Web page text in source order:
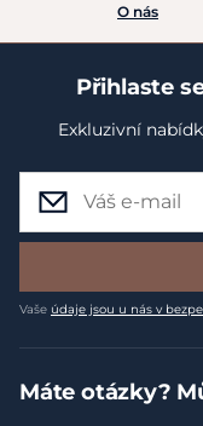
O nás
Přihlaste
Exkluzivní
Vaše údaje jsou u nás v
Máte otázky?